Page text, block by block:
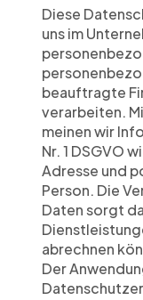
Diese
uns im
beauftragte
verarbeiten.
meinen wir
Nr. 1 DSGVO
Adresse und
Person. Die
Daten sorgt
abrechnen
Der